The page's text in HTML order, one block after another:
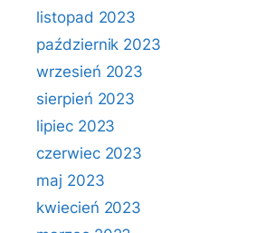
listopad 2023
październik 2023
wrzesień 2023
sierpień 2023
lipiec 2023
czerwiec 2023
maj 2023
kwiecień 2023